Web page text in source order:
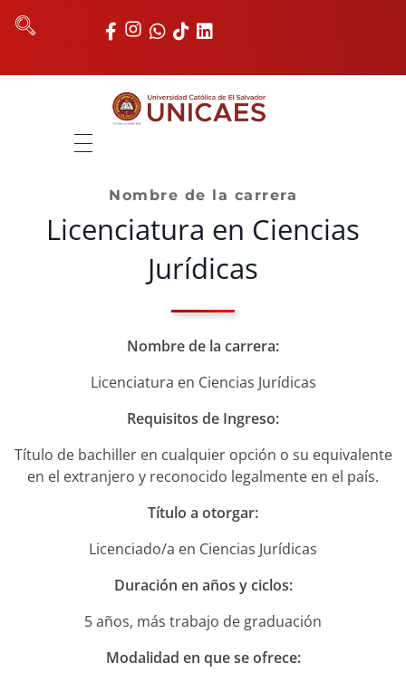
AUTORIDADES
REGISTRO ACADÉMICO
UNIDADES
NOTICIAS
VALORES MORALES
CONTÁCTANOS
Nombre de la carrera
Licenciatura en Ciencias
Jurídicas
Nombre de la carrera:
Licenciatura en Ciencias Jurídicas
Requisitos de Ingreso:
Título de bachiller en cualquier opción o su equivalente
en el extranjero y reconocido legalmente en el país.
Título a otorgar:
Licenciado/a en Ciencias Jurídicas
Duración en años y ciclos:
5 años, más trabajo de graduación
Modalidad en que se ofrece: